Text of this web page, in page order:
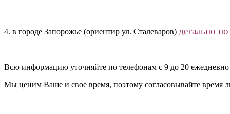
4. в городе Запорожье (ориентир ул. Сталеваров) детально
Всю информацию уточняйте по телефонам с 9 до 20 ежедневно
Мы ценим Ваше и свое время, поэтому согласовывайте время